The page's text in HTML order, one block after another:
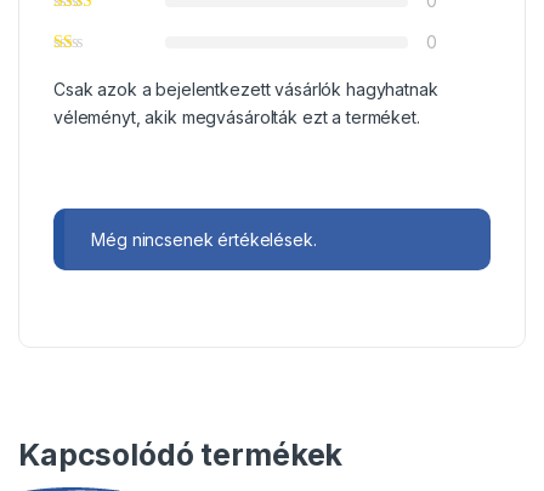
0
Csak azok a bejelentkezett vásárlók hagyhatnak
véleményt, akik megvásárolták ezt a terméket.
Még nincsenek értékelések.
Kapcsolódó termékek